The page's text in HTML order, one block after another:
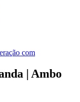
com
| Ambo